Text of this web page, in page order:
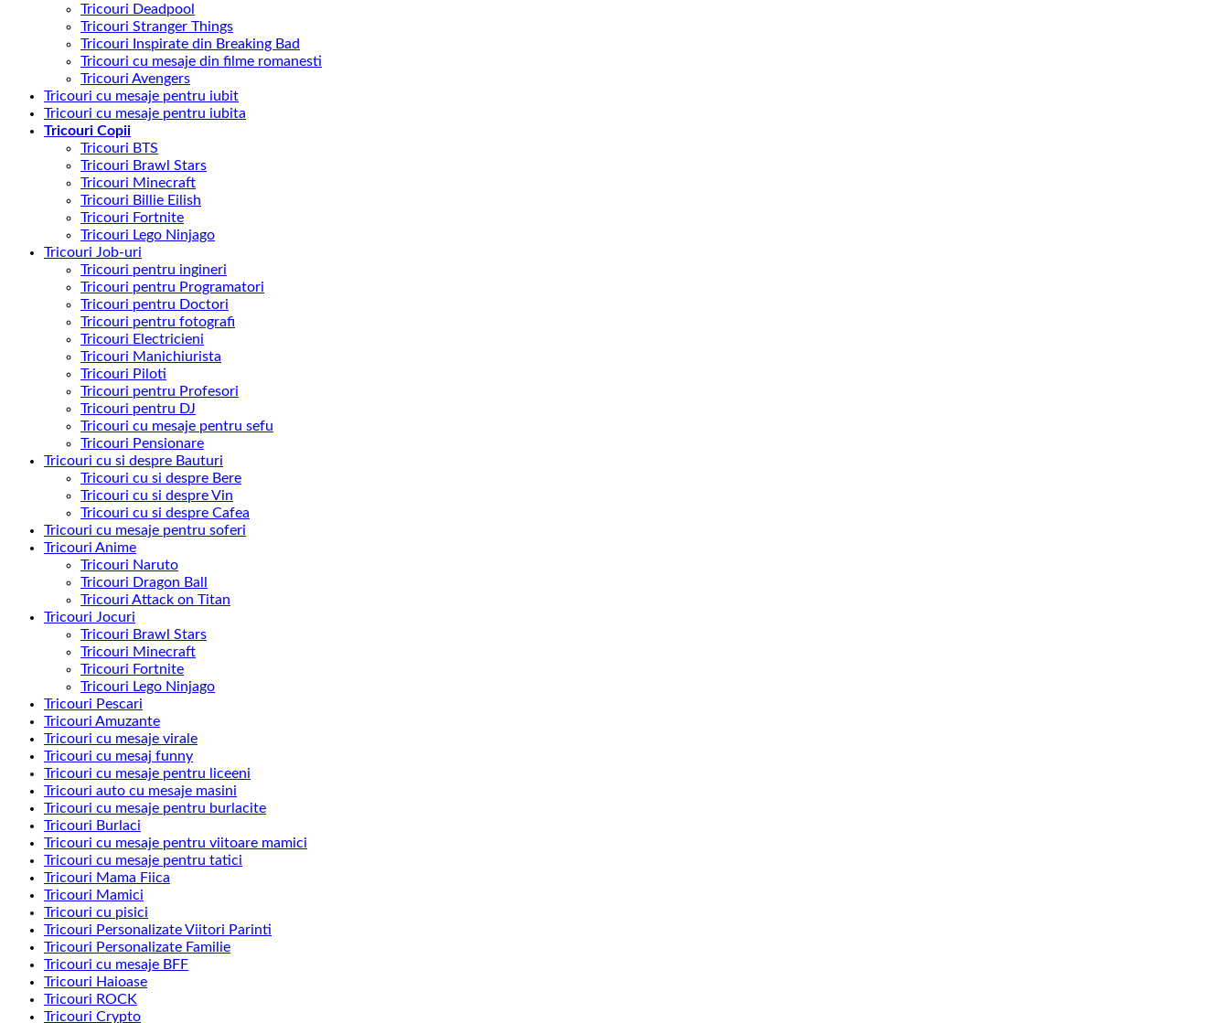
Tricouri Deadpool
Tricouri Stranger Things
Tricouri Inspirate din Breaking Bad
Tricouri cu mesaje din filme romanesti
Tricouri Avengers
Tricouri cu mesaje pentru iubit
Tricouri cu mesaje pentru iubita
Tricouri Copii
Tricouri BTS
Tricouri Brawl Stars
Tricouri Minecraft
Tricouri Billie Eilish
Tricouri Fortnite
Tricouri Lego Ninjago
Tricouri Job-uri
Tricouri pentru ingineri
Tricouri pentru Programatori
Tricouri pentru Doctori
Tricouri pentru fotografi
Tricouri Electricieni
Tricouri Manichiurista
Tricouri Piloti
Tricouri pentru Profesori
Tricouri pentru DJ
Tricouri cu mesaje pentru sefu
Tricouri Pensionare
Tricouri cu si despre Bauturi
Tricouri cu si despre Bere
Tricouri cu si despre Vin
Tricouri cu si despre Cafea
Tricouri cu mesaje pentru soferi
Tricouri Anime
Tricouri Naruto
Tricouri Dragon Ball
Tricouri Attack on Titan
Tricouri Jocuri
Tricouri Brawl Stars
Tricouri Minecraft
Tricouri Fortnite
Tricouri Lego Ninjago
Tricouri Pescari
Tricouri Amuzante
Tricouri cu mesaje virale
Tricouri cu mesaj funny
Tricouri cu mesaje pentru liceeni
Tricouri auto cu mesaje masini
Tricouri cu mesaje pentru burlacite
Tricouri Burlaci
Tricouri cu mesaje pentru viitoare mamici
Tricouri cu mesaje pentru tatici
Tricouri Mama Fiica
Tricouri Mamici
Tricouri cu pisici
Tricouri Personalizate Viitori Parinti
Tricouri Personalizate Familie
Tricouri cu mesaje BFF
Tricouri Haioase
Tricouri ROCK
Tricouri Crypto